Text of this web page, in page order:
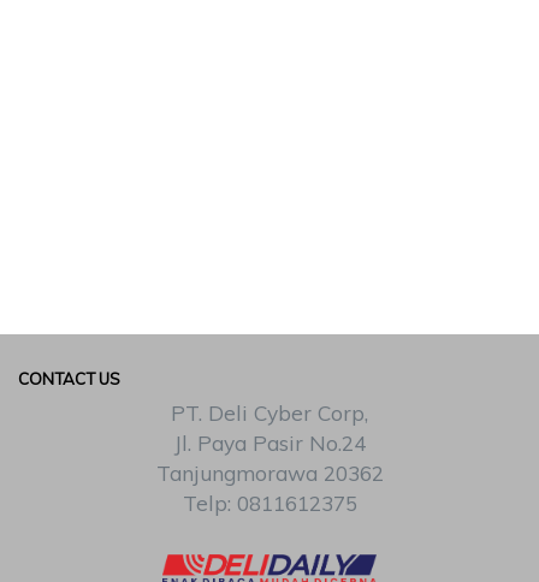
CONTACT US
PT. Deli Cyber Corp,
Jl. Paya Pasir No.24
Tanjungmorawa 20362
Telp: 0811612375